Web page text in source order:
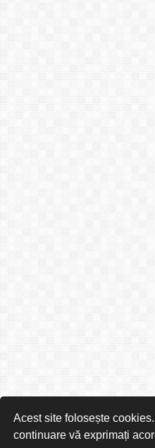
Acest site folosește
continuare vă exprimați